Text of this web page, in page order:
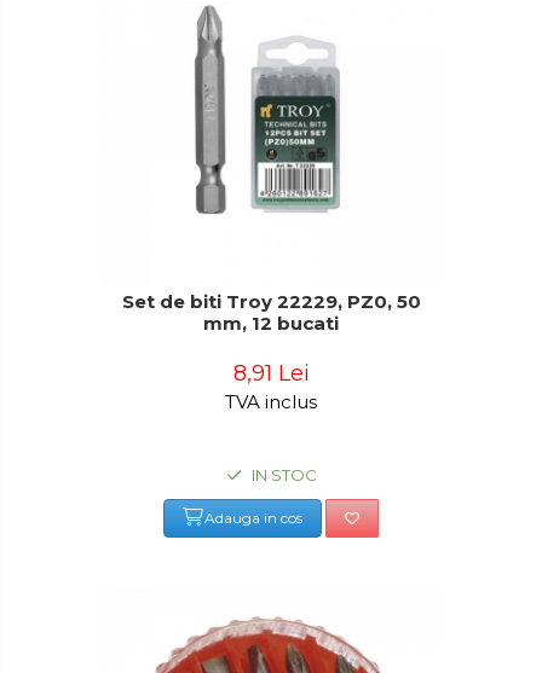
Set de biti Troy 22229, PZ0, 50
mm, 12 bucati
8,91 Lei
TVA inclus
IN STOC
Adauga in cos